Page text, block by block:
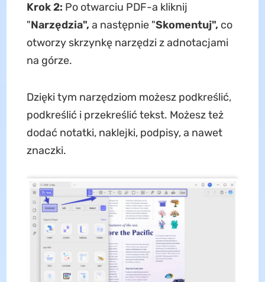
Krok 2: Po otwarciu PDF-a kliknij
"Narzędzia", a następnie "Skomentuj", co
otworzy skrzynkę narzędzi z adnotacjami
na górze.
Dzięki tym narzędziom możesz podkreślić,
podkreślić i przekreślić tekst. Możesz też
dodać notatki, naklejki, podpisy, a nawet
znaczki.